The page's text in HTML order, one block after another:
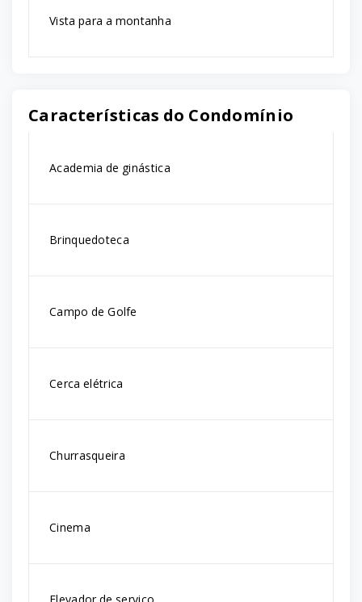
Vista para a montanha
Características do Condomínio
Academia de ginástica
Brinquedoteca
Campo de Golfe
Cerca elétrica
Churrasqueira
Cinema